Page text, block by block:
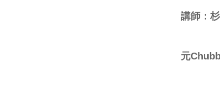
講師：
元